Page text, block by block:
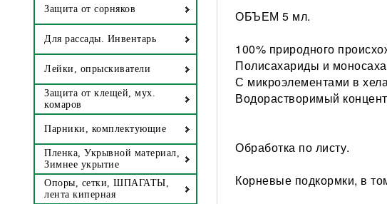
Защита от сорняков
Для рассады. Инвентарь
Лейки, опрыскиватели
Защита от клещей, мух.
комаров
Парники, комплектующие
Пленка, Укрывной материал,
Зимнее укрытие
Опоры, сетки, ШПАГАТЫ,
лента киперная
ОБЪЕМ 5 мл.
100% природного
Полисахариды и
С микроэлементами в
Водорастворимый
Обработка по листу.
Корневые подкормки, в